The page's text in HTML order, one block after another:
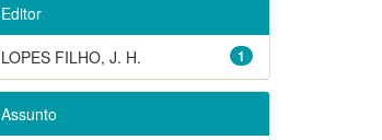
Editor
1
LOPES FILHO, J. H.
Assunto